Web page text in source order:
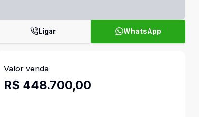
Ligar WhatsApp
Valor venda
R$ 448.700,00